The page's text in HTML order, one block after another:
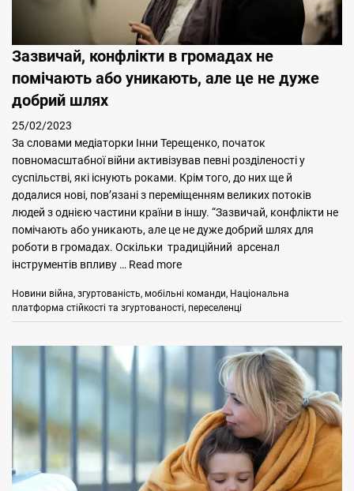
Зазвичай, конфлікти в громадах не
помічають або уникають, але це не дуже
добрий шлях
25/02/2023
За словами медіаторки Інни Терещенко, початок
повномасштабної війни активізував певні розділеності у
суспільстві, які існують роками. Крім того, до них ще й
додалися нові, пов’язані з переміщенням великих потоків
людей з однією частини країни в іншу. “Зазвичай, конфлікти не
помічають або уникають, але це не дуже добрий шлях для
роботи в громадах. Оскільки традиційний арсенал
інструментів впливу … Read more
Categories
Новини Tags
війна, згуртованість, мобільні команди, Національна
платформа стійкості та згуртованості, переселенці